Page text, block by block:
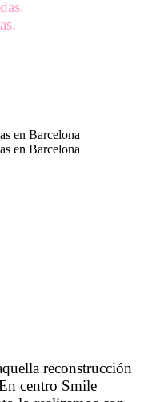
reconstrucción
centro Smile